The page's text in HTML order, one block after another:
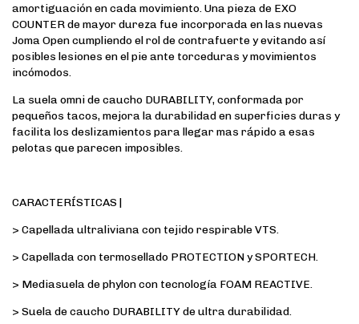
amortiguación en cada movimiento. Una pieza de EXO
COUNTER de mayor dureza fue incorporada en las nuevas
Joma Open cumpliendo el rol de contrafuerte y evitando así
posibles lesiones en el pie ante torceduras y movimientos
incómodos.
La suela omni de caucho DURABILITY, conformada por
pequeños tacos, mejora la durabilidad en superficies duras y
facilita los deslizamientos para llegar mas rápido a esas
pelotas que parecen imposibles.
CARACTERÍSTICAS |
> Capellada ultraliviana con tejido respirable VTS.
> Capellada con termosellado PROTECTION y SPORTECH.
> Mediasuela de phylon con tecnología FOAM REACTIVE.
> Suela de caucho DURABILITY de ultra durabilidad.